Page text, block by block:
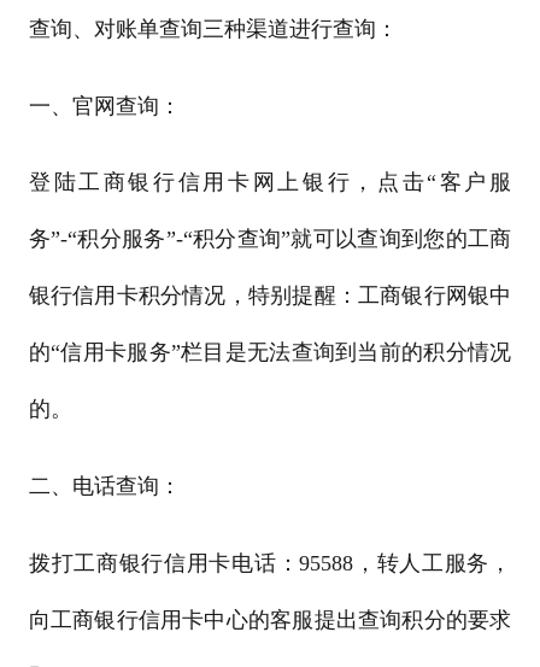
查询、对账单查询三种渠道进行查询：
一、官网查询：
登陆工商银行信用卡网上银行，点击“客户服
务”-“积分服务”-“积分查询”就可以查询到您的工商
银行信用卡积分情况，特别提醒：工商银行网银中
的“信用卡服务”栏目是无法查询到当前的积分情况
的。
二、电话查询：
拨打工商银行信用卡电话：95588，转人工服务，
向工商银行信用卡中心的客服提出查询积分的要求